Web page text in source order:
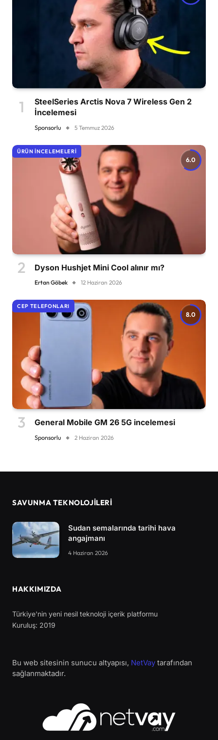
SteelSeries Arctis Nova 7 Wireless Gen 2
İncelemesi
Sponsorlu 5 Temmuz 2026
6.0
ÜRÜN İNCELEMELERI
Dyson Hushjet Mini Cool alınır mı?
Ertan Göbek 12 Haziran 2026
8.0
CEP TELEFONLARI
General Mobile GM 26 5G incelemesi
Sponsorlu 2 Haziran 2026
SAVUNMA TEKNOLOJİLERİ
Sudan semalarında tarihi hava
angajmanı
4 Haziran 2026
HAKKIMIZDA
Türkiye'nin yeni nesil teknoloji içerik platformu
Kuruluş: 2019
Bu web sitesinin sunucu altyapısı, NetVay tarafından
sağlanmaktadır.